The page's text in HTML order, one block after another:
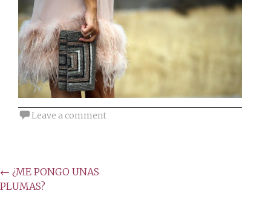
Leave a comment
Post
navigation
← ¿ME PONGO UNAS
PLUMAS?